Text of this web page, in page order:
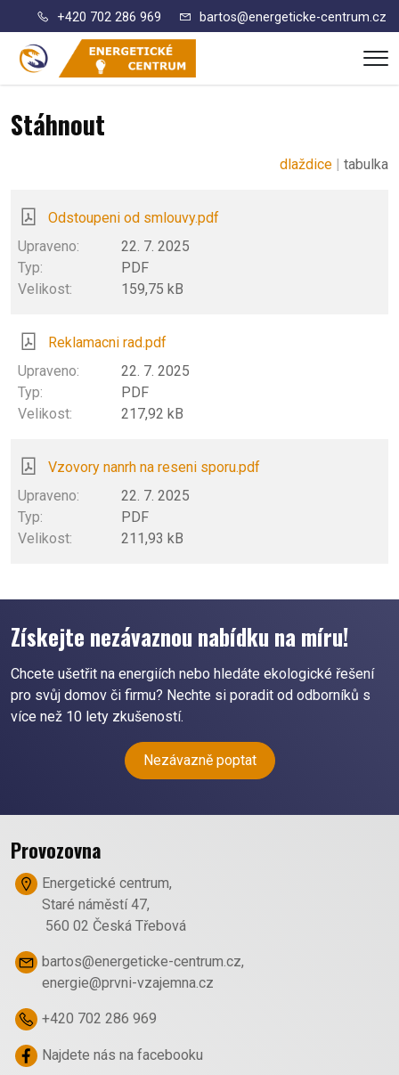
+420 702 286 969 bartos@energeticke-centrum.cz
Stáhnout
dlaždice tabulka
Odstoupeni od smlouvy.pdf
22. 7. 2025
PDF
159,75 kB
Reklamacni rad.pdf
22. 7. 2025
PDF
217,92 kB
Vzovory nanrh na reseni sporu.pdf
22. 7. 2025
PDF
211,93 kB
Získejte nezávaznou nabídku na míru!
Chcete ušetřit na energiích nebo hledáte ekologické řešení
pro svůj domov či firmu? Nechte si poradit od odborníků s
více než 10 lety zkušeností.
Nezávazně poptat
Provozovna
Energetické centrum,
Staré náměstí 47,
560 02 Česká Třebová
bartos@energeticke-centrum.cz,
energie@prvni-vzajemna.cz
+420 702 286 969
Najdete nás na facebooku